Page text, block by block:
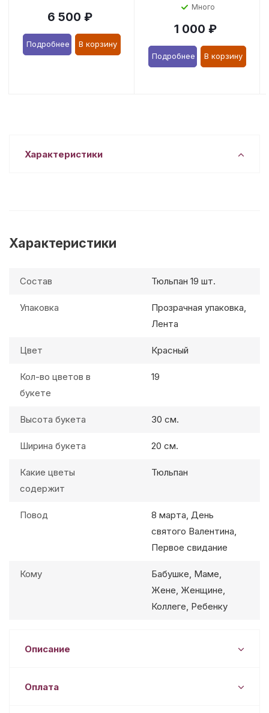
6 500 ₽
Подробнее В корзину
Много
1 000 ₽
Подробнее В корзину
Характеристики
Характеристики
Состав Тюльпан 19 шт.
Упаковка
Прозрачная упаковка,
Лента
Цвет Красный
Кол-во цветов в
букете
19
Высота букета 30 см.
Ширина букета 20 см.
Какие цветы
содержит
Тюльпан
Повод
8 марта, День
святого Валентина,
Первое свидание
Кому
Бабушке, Маме,
Жене, Женщине,
Коллеге, Ребенку
Описание
Оплата